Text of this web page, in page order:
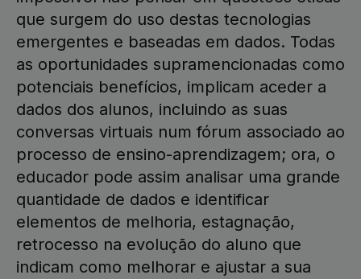
que surgem do uso destas tecnologias
emergentes e baseadas em dados. Todas
as oportunidades supramencionadas como
potenciais benefícios, implicam aceder a
dados dos alunos, incluindo as suas
conversas virtuais num fórum associado ao
processo de ensino-aprendizagem; ora, o
educador pode assim analisar uma grande
quantidade de dados e identificar
elementos de melhoria, estagnação,
retrocesso na evolução do aluno que
indicam como melhorar e ajustar a sua